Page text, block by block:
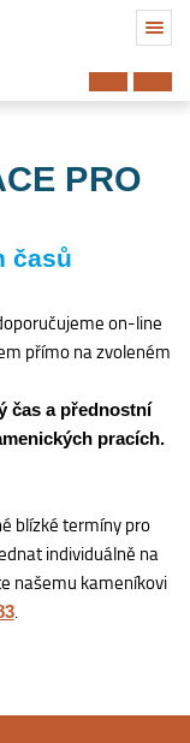
PRO
časů
on-line
přímo na zvoleném
čas a přednostní
pracích.
blízké termíny pro
individuálně na
našemu kameníkovi
.